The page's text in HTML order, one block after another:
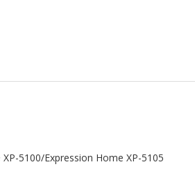
5100/Expression Home XP-5105